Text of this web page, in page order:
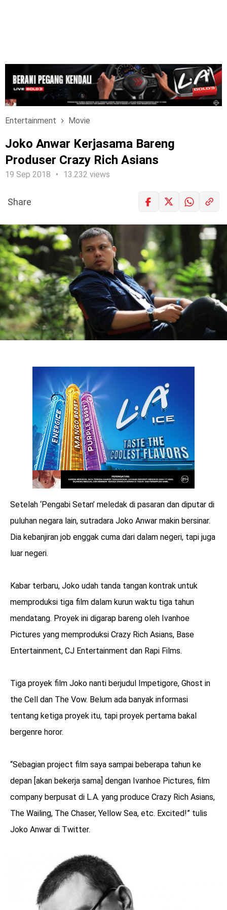
Entertainment Movie
Joko Anwar Kerjasama Bareng
Produser Crazy Rich Asians
19 Sep 2018 13.232 views
benefit
menarik
LOGIN
Share
Setelah ‘Pengabi Setan’ meledak di pasaran dan diputar di
puluhan negara lain, sutradara Joko Anwar makin bersinar.
Dia kebanjiran job enggak cuma dari dalam negeri, tapi juga
luar negeri.
Kabar terbaru, Joko udah tanda tangan kontrak untuk
memproduksi tiga film dalam kurun waktu tiga tahun
mendatang. Proyek ini digarap bareng oleh Ivanhoe
Pictures yang memproduksi Crazy Rich Asians, Base
Entertainment, CJ Entertainment dan Rapi Films.
Tiga proyek film Joko nanti berjudul Impetigore, Ghost in
the Cell dan The Vow. Belum ada banyak informasi
tentang ketiga proyek itu, tapi proyek pertama bakal
bergenre horor.
“Sebagian project film saya sampai beberapa tahun ke
depan [akan bekerja sama] dengan Ivanhoe Pictures, film
company berpusat di L.A. yang produce Crazy Rich Asians,
The Wailing, The Chaser, Yellow Sea, etc. Excited!” tulis
Joko Anwar di Twitter.